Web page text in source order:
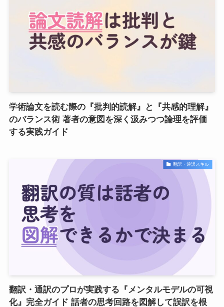
学術論文を読む際の『批判的読解』と『共感的理解』
のバランス術 著者の意図を深く汲みつつ論理を評価
する実践ガイド
翻訳・通訳スキル
翻訳・通訳のプロが実践する『メンタルモデルの可視
化』完全ガイド 話者の思考回路を図解して誤訳を根